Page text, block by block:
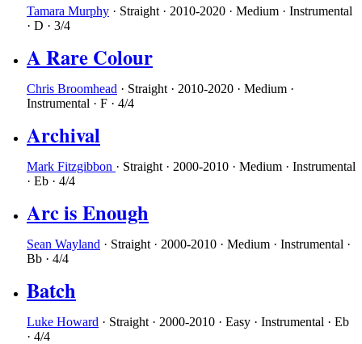
Tamara Murphy · Straight · 2010-2020 · Medium · Instrumental
· D · 3/4
A Rare Colour
Chris Broomhead · Straight · 2010-2020 · Medium ·
Instrumental · F · 4/4
Archival
Mark Fitzgibbon · Straight · 2000-2010 · Medium · Instrumental
· Eb · 4/4
Arc is Enough
Sean Wayland · Straight · 2000-2010 · Medium · Instrumental ·
Bb · 4/4
Batch
Luke Howard · Straight · 2000-2010 · Easy · Instrumental · Eb
· 4/4